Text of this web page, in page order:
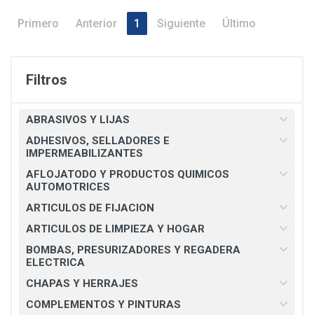
Filtros
ABRASIVOS Y LIJAS
ADHESIVOS, SELLADORES E
IMPERMEABILIZANTES
AFLOJATODO Y PRODUCTOS QUIMICOS
AUTOMOTRICES
ARTICULOS DE FIJACION
ARTICULOS DE LIMPIEZA Y HOGAR
BOMBAS, PRESURIZADORES Y REGADERA
ELECTRICA
CHAPAS Y HERRAJES
COMPLEMENTOS Y PINTURAS
Primero Anterior 1 Siguiente Último